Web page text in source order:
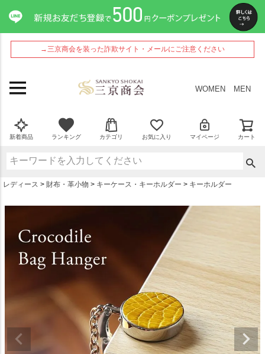
→三京商会を装った詐欺サイト・メールにご注意ください
WOMEN MEN
新着商品 ランキング カテゴリ お気に入り マイページ カート
レディース 財布・革小物 キーケース・キーホルダー キーホルダー
ペー
ジト
ップ
へ